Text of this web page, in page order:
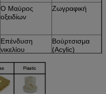
Ο Μαύρος
οξειδίων
Ζωγραφική
Επένδυση
νικελίου
Βούρτσισμα
(Acylic)
Επιχρωμίωση
Ανθρακιασμένος